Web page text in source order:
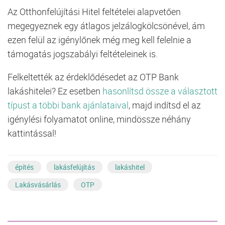
Az Otthonfelújítási Hitel feltételei alapvetően
megegyeznek egy átlagos jelzálogkölcsönével, ám
ezen felül az igénylőnek még meg kell felelnie a
támogatás jogszabályi feltételeinek is.
Felkeltették az érdeklődésedet az OTP Bank
lakáshitelei? Ez esetben hasonlítsd össze a választott
típust a többi bank ajánlataival, majd indítsd el az
igénylési folyamatot online, mindössze néhány
kattintással!
építés lakásfelújítás
lakáshitel
Lakásvásárlás
OTP